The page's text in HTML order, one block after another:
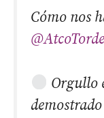
Cómo nos
Orgullo
demostrado